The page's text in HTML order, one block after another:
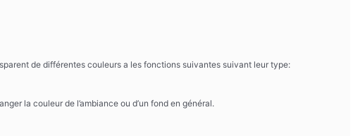
de différentes couleurs a les fonctions suivantes suivant leur type:
la couleur de l’ambiance ou d’un fond en général.